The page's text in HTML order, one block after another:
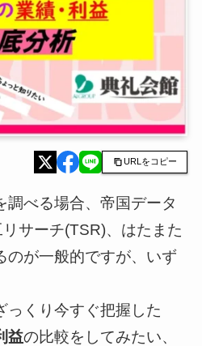
URLをコピー
調べる場合、帝国データ
サーチ(TSR)、はたまた
のが一般的ですが、いず
っくり今すぐ把握した
益の比較をしてみたい、